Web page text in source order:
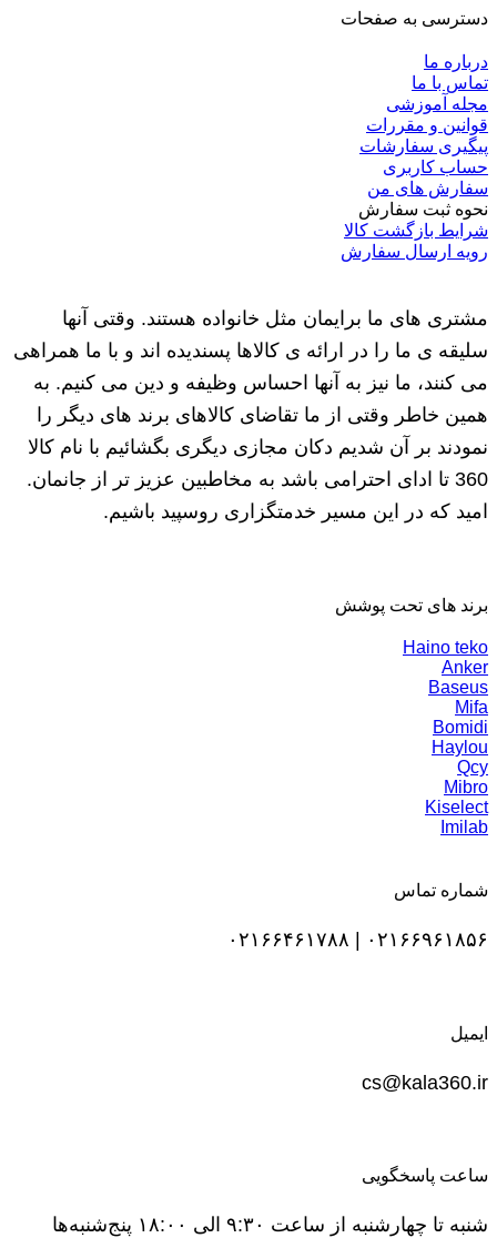
دسترسی به صفحات
درباره ما
تماس با ما
مجله آموزشی
قوانین و مقررات
پیگیری سفارشات
حساب کاربری
سفارش های من
نحوه ثبت سفارش
شرایط بازگشت کالا
رویه ارسال سفارش
مشتری های ما برایمان مثل خانواده هستند. وقتی آنها
سلیقه ی ما را در ارائه ی کالاها پسندیده اند و با ما همراهی
می کنند، ما نیز به آنها احساس وظیفه و دین می کنیم. به
همین خاطر وقتی از ما تقاضای کالاهای برند های دیگر را
نمودند بر آن شدیم دکان مجازی دیگری بگشائیم با نام کالا
360 تا ادای احترامی باشد به مخاطبین عزیز تر از جانمان.
امید که در این مسیر خدمتگزاری روسپید باشیم.
برند های تحت پوشش
Haino teko
Anker
Baseus
Mifa
Bomidi
Haylou
Qcy
Mibro
Kiselect
Imilab
شماره تماس
۰۲۱۶۶۹۶۱۸۵۶ | ۰۲۱۶۶۴۶۱۷۸۸
ایمیل
cs@kala360.ir
ساعت پاسخگویی
شنبه تا چهارشنبه از ساعت ۹:۳۰ الی ۱۸:۰۰ پنج‌شنبه‌ها